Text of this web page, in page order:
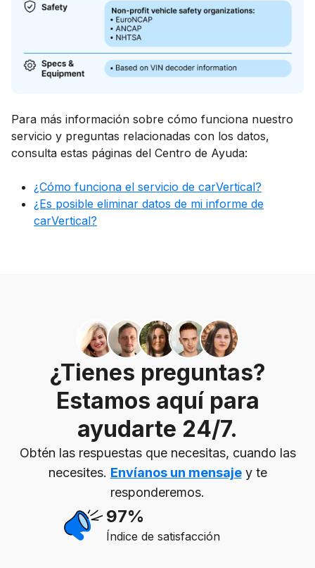
Para más información sobre cómo funciona nuestro
servicio y preguntas relacionadas con los datos,
consulta estas páginas del Centro de Ayuda:
¿Cómo funciona el servicio de carVertical?
¿Es posible eliminar datos de mi informe de
carVertical?
¿Tienes preguntas?
Estamos aquí para
ayudarte 24/7.
Obtén las respuestas que necesitas, cuando las
necesites. Envíanos un mensajey te
responderemos.
97%
Índice de satisfacción